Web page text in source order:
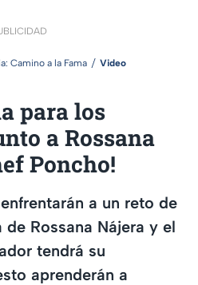
Camino a la Fama Video
para los
a Rossana
Poncho!
a un reto de
Rossana Nájera y el
tendrá su
aprenderán a